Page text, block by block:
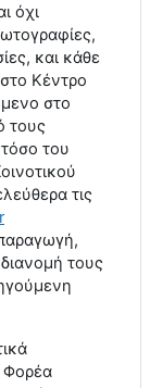
όχι
και κάθε
Κέντρο
στο
τους
του
τις
τους
Φορέα